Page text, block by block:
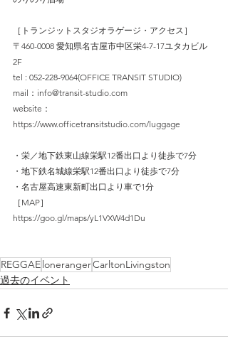
［トランジットスタジオラゲージ・アクセス］
〒460-0008 愛知県名古屋市中区栄4-7-17ユタカビル
2F
tel : 052-228-9064(OFFICE TRANSIT STUDIO)
mail： info@transit-studio.com
website：
https://www.officetransitstudio.com/luggage
・栄／地下鉄東山線栄駅12番出口より徒歩で7分
・地下鉄名城線栄駅12番出口より徒歩で7分
・名古屋高速東新町出口より車で1分
［MAP］
https://goo.gl/maps/yL1VXW4d1Du
REGGAElonerangerCarltonLivingston
過去のイベント